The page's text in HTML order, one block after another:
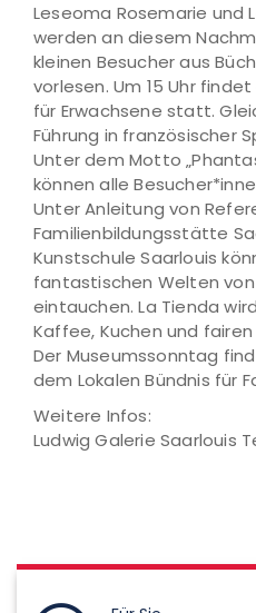
Leseoma Rosemarie und
werden an diesem
kleinen Besucher aus
vorlesen. Um 15 Uhr
für Erwachsene statt.
Führung in französischer
Unter dem Motto
können alle
Unter Anleitung von
Familienbildungsstätte
Kunstschule Saarlouis
fantastischen Welten von
eintauchen. La Tienda
Kaffee, Kuchen und
Der Museumssonntag
dem Lokalen Bündnis für
Weitere Infos:
Ludwig Galerie Saarlouis